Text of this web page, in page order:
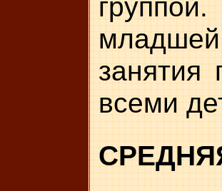
занятия
всеми